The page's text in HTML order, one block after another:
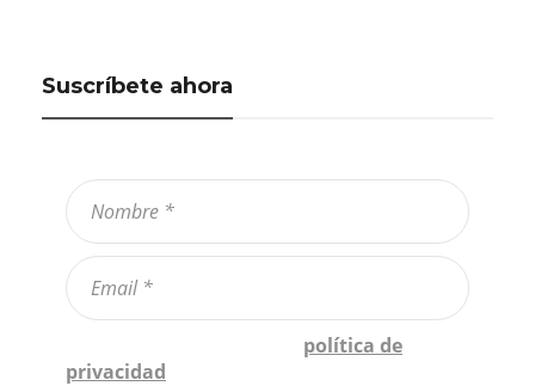
Suscríbete ahora
política de
privacidad